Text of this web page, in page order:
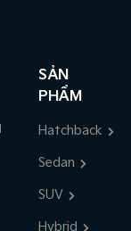
SẢN
PHẨM
Hatchback
Sedan
SUV
Hybrid